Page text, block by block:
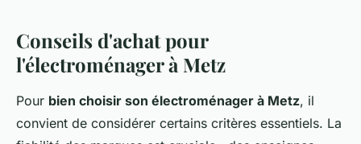
Conseils d'achat pour
l'électroménager à Metz
Pour bien choisir son électroménager à Metz, il
convient de considérer certains critères essentiels. La